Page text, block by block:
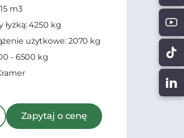
m3
łyżką: 4250 kg
użytkowe: 2070 kg
- 6500 kg
Zapytaj o cenę